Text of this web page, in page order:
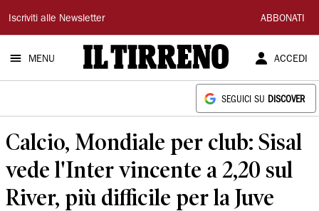
Il
Tirreno
Iscriviti alle Newsletter ABBONATI
MENU ACCEDI
SEGUICI SU DISCOVER
Calcio, Mondiale per club: Sisal
vede l'Inter vincente a 2,20 sul
River, più difficile per la Juve